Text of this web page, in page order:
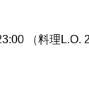
（料理L.O.